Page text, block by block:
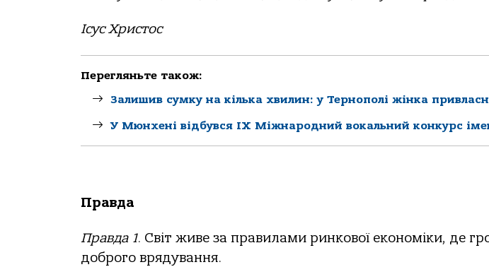
Ісус Христос
Перегляньте також:
Залишив сумку на кілька хвилин: у Тернополі жінка
У Мюнхені відбувся IX Міжнародний вокальний конкурс
Правда
Правда 1. Світ живе за правилами ринкової економіки, де
доброго врядування.